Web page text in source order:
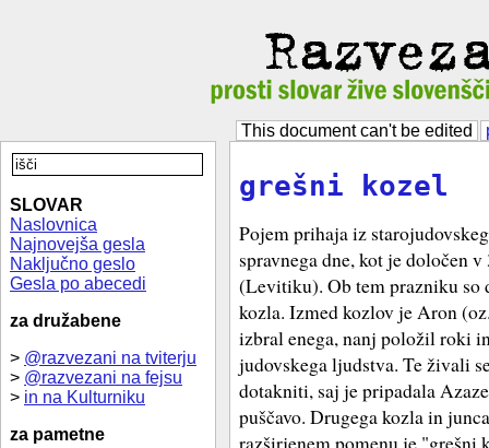
This document can't be edited
SLOVAR
Naslovnica
Najnovejša gesla
Naključno geslo
Gesla po abecedi
za družabene
> @razvezani na tviterju
> @razvezani na fejsu
> in na Kulturniku
za pametne
grešni kozel
Pojem prihaja iz
spravnega dne, kot je določen
(Levitiku). Ob tem prazniku
kozla. Izmed kozlov je Aron
izbral enega, nanj položil roki
judovskega ljudstva. Te živali
dotakniti, saj je pripadala
puščavo. Drugega kozla in